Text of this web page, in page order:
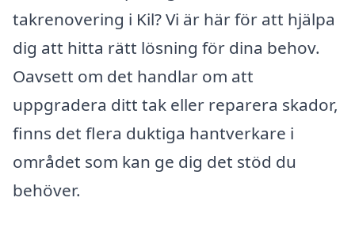
takrenovering i Kil? Vi är här för att hjälpa
dig att hitta rätt lösning för dina behov.
Oavsett om det handlar om att
uppgradera ditt tak eller reparera skador,
finns det flera duktiga hantverkare i
området som kan ge dig det stöd du
behöver.